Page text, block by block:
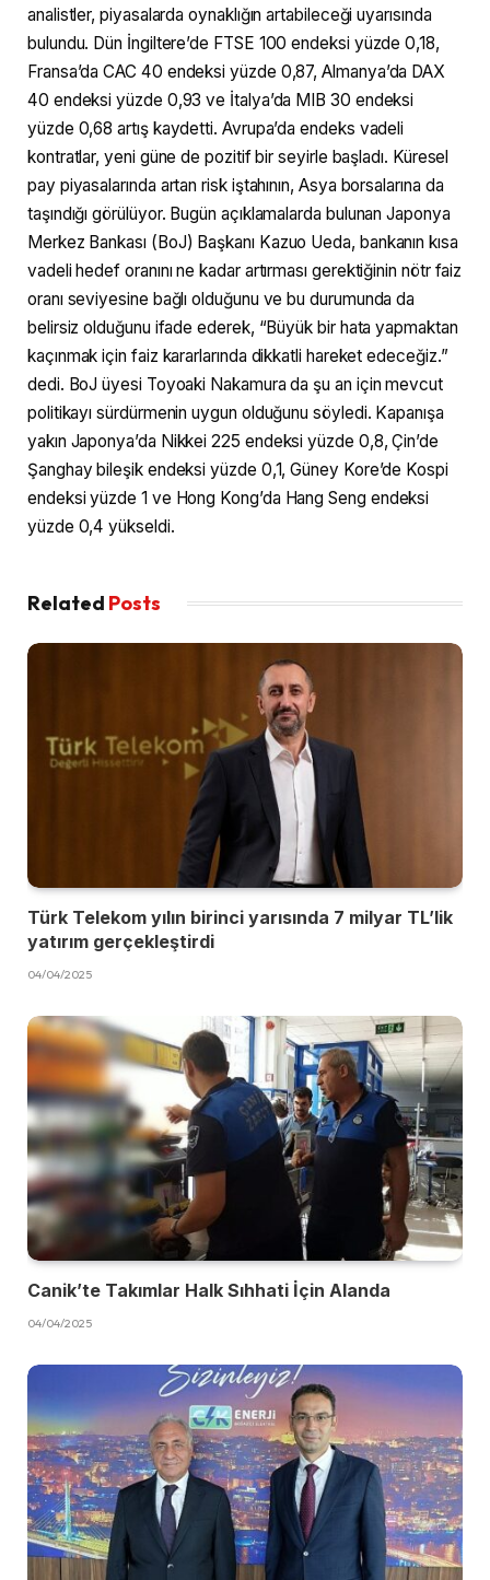
analistler, piyasalarda oynaklığın artabileceği uyarısında
bulundu. Dün İngiltere’de FTSE 100 endeksi yüzde 0,18,
Fransa’da CAC 40 endeksi yüzde 0,87, Almanya’da DAX
40 endeksi yüzde 0,93 ve İtalya’da MIB 30 endeksi
yüzde 0,68 artış kaydetti. Avrupa’da endeks vadeli
kontratlar, yeni güne de pozitif bir seyirle başladı. Küresel
pay piyasalarında artan risk iştahının, Asya borsalarına da
taşındığı görülüyor. Bugün açıklamalarda bulunan Japonya
Merkez Bankası (BoJ) Başkanı Kazuo Ueda, bankanın kısa
vadeli hedef oranını ne kadar artırması gerektiğinin nötr faiz
oranı seviyesine bağlı olduğunu ve bu durumunda da
belirsiz olduğunu ifade ederek, “Büyük bir hata yapmaktan
kaçınmak için faiz kararlarında dikkatli hareket edeceğiz.”
dedi. BoJ üyesi Toyoaki Nakamura da şu an için mevcut
politikayı sürdürmenin uygun olduğunu söyledi. Kapanışa
yakın Japonya’da Nikkei 225 endeksi yüzde 0,8, Çin’de
Şanghay bileşik endeksi yüzde 0,1, Güney Kore’de Kospi
endeksi yüzde 1 ve Hong Kong’da Hang Seng endeksi
yüzde 0,4 yükseldi.
Related Posts
Türk Telekom yılın birinci yarısında 7 milyar TL’lik
yatırım gerçekleştirdi
04/04/2025
Canik’te Takımlar Halk Sıhhati İçin Alanda
04/04/2025